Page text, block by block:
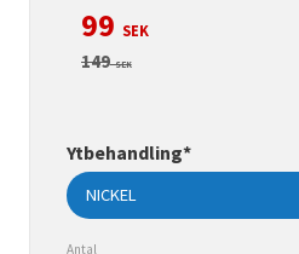
Nedsatt pris:
99 SEK
Ordinarie pris:
149SEK
Ytbehandling*
Antal